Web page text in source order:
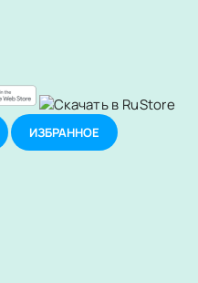
ИЗБРАННОЕ